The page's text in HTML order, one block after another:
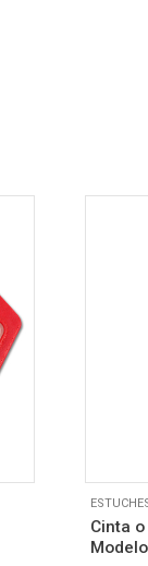
Cinta